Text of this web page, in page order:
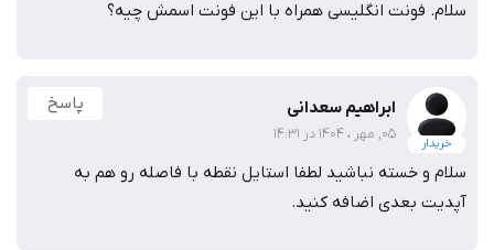
سلام. فونت انگلیسی همراه با این فونت اسمش چیه؟
خریدار
ابراهیم سعدانی
05, مهر ، 1404 در 14:31
پاسخ
سلام و خسته نباشید لطفا استایل نقطه با فاصله رو هم به
آپدیت بعدی اضافه کنید.